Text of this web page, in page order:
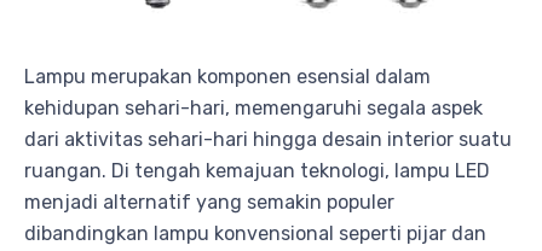
Lampu merupakan komponen esensial dalam
kehidupan sehari-hari, memengaruhi segala aspek
dari aktivitas sehari-hari hingga desain interior suatu
ruangan. Di tengah kemajuan teknologi, lampu LED
menjadi alternatif yang semakin populer
dibandingkan lampu konvensional seperti pijar dan